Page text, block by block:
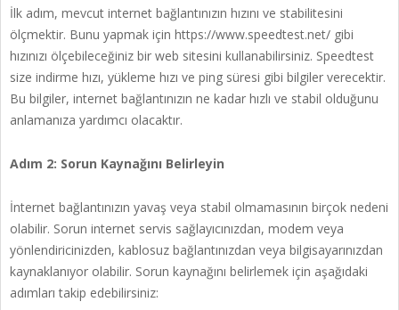
İlk adım, mevcut internet bağlantınızın hızını ve stabilitesini
ölçmektir. Bunu yapmak için https://www.speedtest.net/ gibi
hızınızı ölçebileceğiniz bir web sitesini kullanabilirsiniz. Speedtest
size indirme hızı, yükleme hızı ve ping süresi gibi bilgiler verecektir.
Bu bilgiler, internet bağlantınızın ne kadar hızlı ve stabil olduğunu
anlamanıza yardımcı olacaktır.
Adım 2: Sorun Kaynağını Belirleyin
İnternet bağlantınızın yavaş veya stabil olmamasının birçok nedeni
olabilir. Sorun internet servis sağlayıcınızdan, modem veya
yönlendiricinizden, kablosuz bağlantınızdan veya bilgisayarınızdan
kaynaklanıyor olabilir. Sorun kaynağını belirlemek için aşağıdaki
adımları takip edebilirsiniz: